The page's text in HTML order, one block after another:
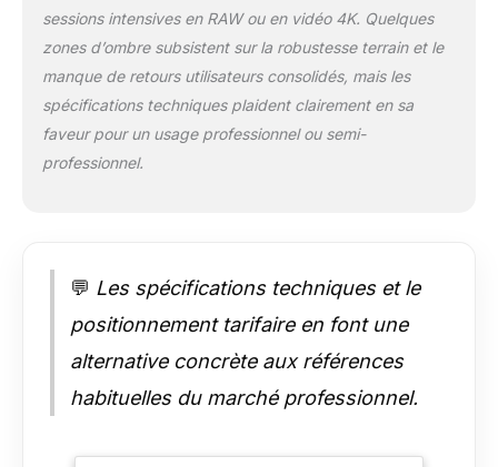
SILVER PRO UHS-II
sont
rétrocompatibles
avec les appareils
UHS-I, conservant
garantie : les cartes
SDXC sont soumises
à des tests rigoureux
performances,
sessions intensives en RAW ou en vidéo 4K. Quelques
zones d’ombre subsistent sur la robustesse terrain et le
manque de retours utilisateurs consolidés, mais les
spécifications techniques plaident clairement en sa
faveur pour un usage professionnel ou semi-
professionnel.
💬 Les spécifications techniques et le
positionnement tarifaire en font une
alternative concrète aux références
habituelles du marché professionnel.